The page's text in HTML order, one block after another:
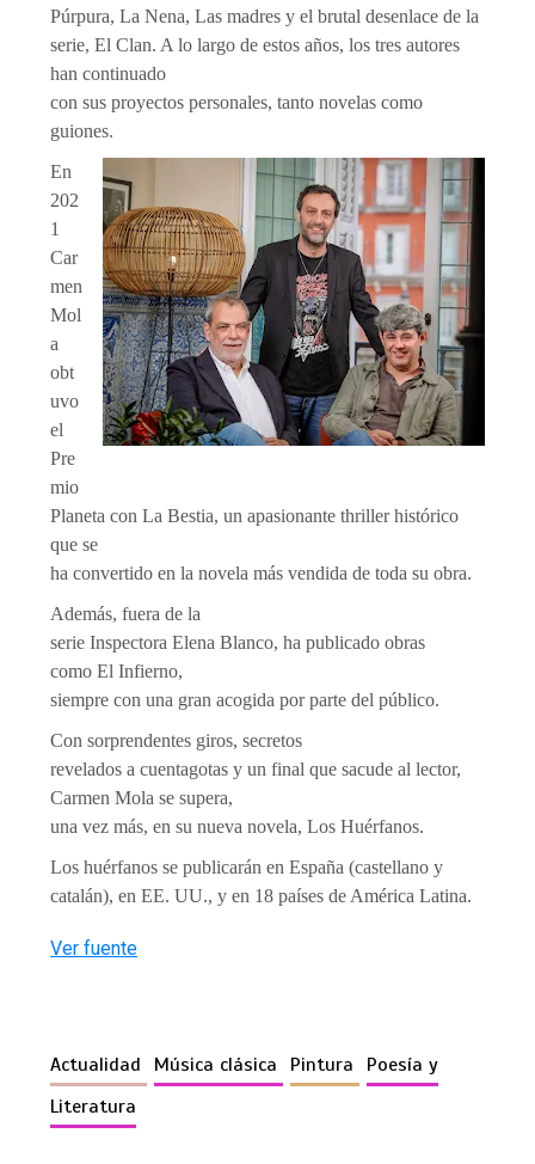
Púrpura, La Nena, Las madres y el brutal desenlace de la
serie, El Clan. A lo largo de estos años, los tres autores
han continuado
con sus proyectos personales, tanto novelas como
guiones.
En
202
1
Car
men
Mol
a
obt
uvo
el
Pre
mio
Planeta con La Bestia, un apasionante thriller histórico
que se
ha convertido en la novela más vendida de toda su obra.
Además, fuera de la
serie Inspectora Elena Blanco, ha publicado obras
como El Infierno,
siempre con una gran acogida por parte del público.
Con sorprendentes giros, secretos
revelados a cuentagotas y un final que sacude al lector,
Carmen Mola se supera,
una vez más, en su nueva novela, Los Huérfanos.
Los huérfanos se publicarán en España (castellano y
catalán), en EE. UU., y en 18 países de América Latina.
Ver fuente
Actualidad Música clásica Pintura
Poesía y
Literatura